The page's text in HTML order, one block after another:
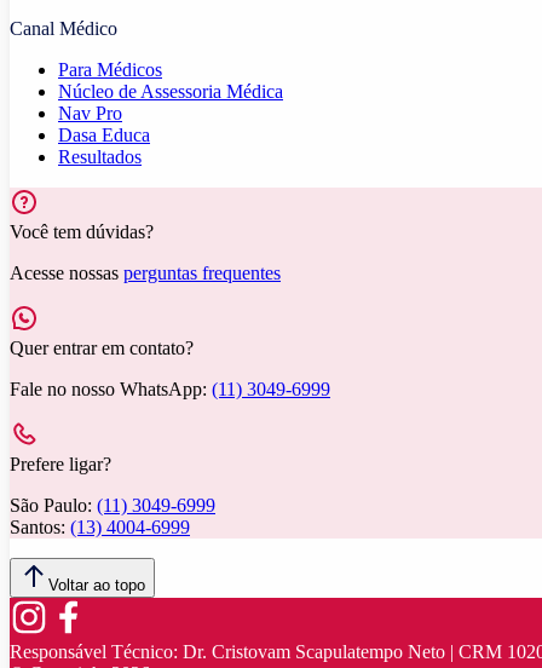
Canal Médico
Para Médicos
Núcleo de Assessoria Médica
Nav Pro
Dasa Educa
Resultados
Você tem dúvidas?
Acesse nossas perguntas frequentes
Quer entrar em contato?
Fale no nosso WhatsApp: (11) 3049-6999
Prefere ligar?
São Paulo: (11) 3049-6999
Santos: (13) 4004-6999
Voltar ao topo
Responsável Técnico: Dr. Cristovam Scapulatempo Neto | CRM